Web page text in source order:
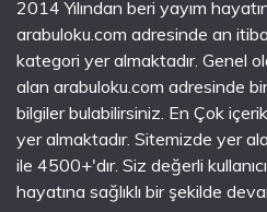
2014 Yılından beri yayım
arabuloku.com adresinde an
kategori yer almaktadır. Genel
alan arabuloku.com adresinde
bilgiler bulabilirsiniz. En Çok
yer almaktadır. Sitemizde yer
ile 4500+'dır. Siz değerli
hayatına sağlıklı bir şekilde